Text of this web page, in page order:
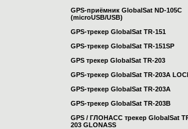
GPS-приёмник GlobalSat ND-105C
(microUSB/USB)
GPS-трекер GlobalSat TR-151
GPS-трекер GlobalSat TR-151SP
GPS трекер GlobalSat TR-203
GPS-трекер GlobalSat TR-203А
GPS-трекер GlobalSat TR-203А
GPS-трекер GlobalSat TR-203B
GPS / ГЛОНАСС трекер GlobalSat
203 GLONASS